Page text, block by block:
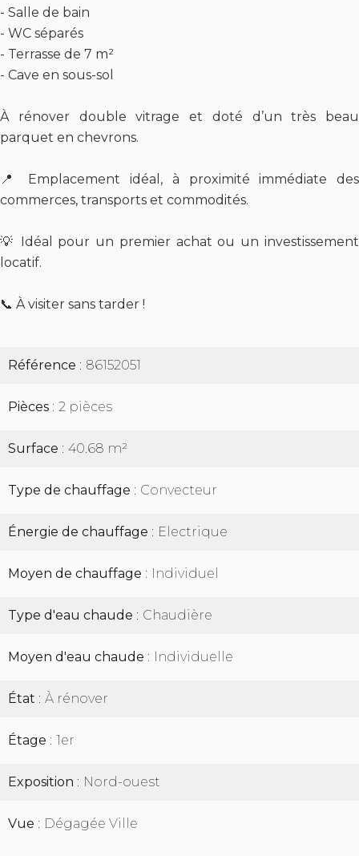
- Salle de bain
- WC séparés
- Terrasse de 7 m²
- Cave en sous-sol
À rénover double vitrage et doté d’un très beau
parquet en chevrons.
📍 Emplacement idéal, à proximité immédiate des
commerces, transports et commodités.
💡 Idéal pour un premier achat ou un investissement
locatif.
📞 À visiter sans tarder !
Référence 86152051
Pièces 2 pièces
Surface 40.68 m²
Type de chauffage Convecteur
Énergie de chauffage Electrique
Moyen de chauffage Individuel
Type d'eau chaude Chaudière
Moyen d'eau chaude Individuelle
État À rénover
Étage 1er
Exposition Nord-ouest
Vue Dégagée Ville